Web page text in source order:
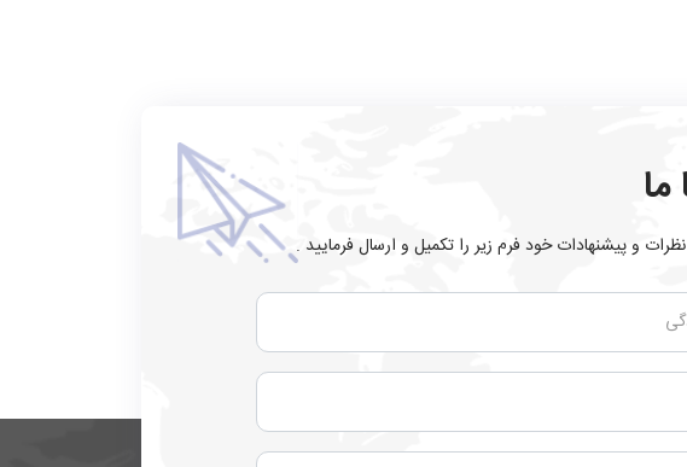
و پیشنهادات خود فرم زیر را تکمیل و ارسال فرمایید .